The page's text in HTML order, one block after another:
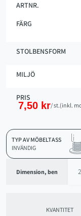
ARTNR.
FÄRG
STOLBENSFORM
MILJÖ
PRIS
7,50 kr/ st.(inkl.
TYP AV MÖBELTASS
INVÄNDIG
Dimension, ben
KVANTITET